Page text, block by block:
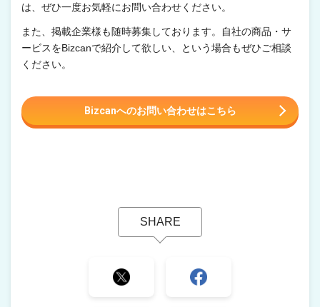
は、ぜひ一度お気軽にお問い合わせください。
また、掲載企業様も随時募集しております。自社の商品・サ
ービスをBizcanで紹介して欲しい、という場合もぜひご相談
ください。
Bizcanへのお問い合わせはこちら